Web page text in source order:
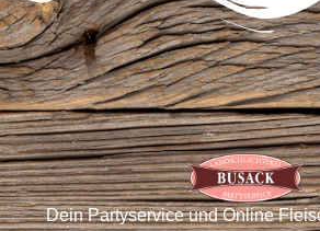
Dein Partyservice und Online